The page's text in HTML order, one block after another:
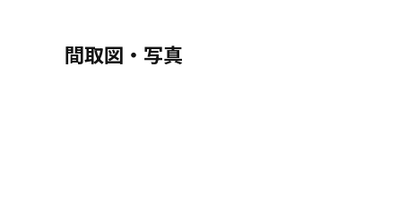
間取図・写真